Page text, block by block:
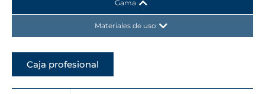
Gama
Materiales de uso
Caja profesional